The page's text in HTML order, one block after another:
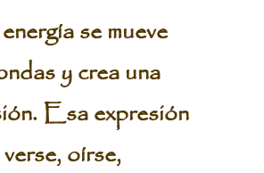
se mueve
y crea una
Esa expresión
oírse,